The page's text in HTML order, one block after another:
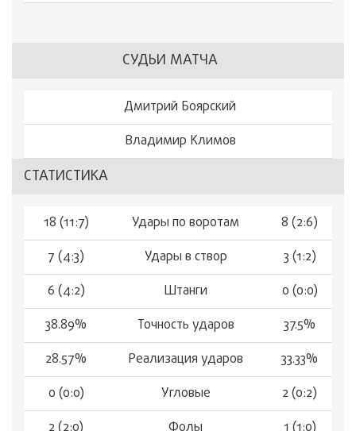
СУДЬИ МАТЧА
Дмитрий Боярский
Владимир Климов
СТАТИСТИКА
18 (11:7) Удары по воротам
8 (2:6)
7 (4:3)
Удары в створ
3 (1:2)
6 (4:2)
Штанги
0 (0:0)
38.89%
Точность ударов
37.5%
28.57%
Реализация ударов
33.33%
0 (0:0)
Угловые
2 (0:2)